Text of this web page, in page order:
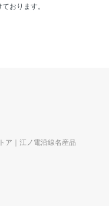
おります。
ア｜江ノ電沿線名産品